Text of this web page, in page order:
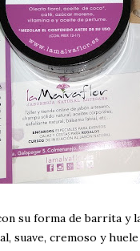
su forma de barrita y
suave, cremoso y